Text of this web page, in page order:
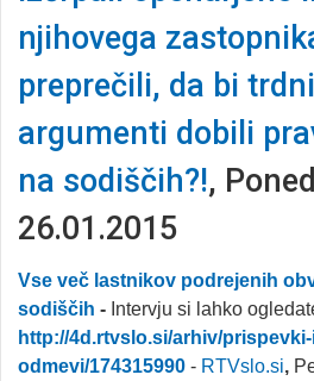
njihovega
preprečili, da bi
argumenti dobili
na sodiščih?!,
26.01.2015
Vse več lastnikov podrejenih
sodiščih - Intervju si lahko
http://4d.rtvslo.si/arhiv/
odmevi/174315990 - RTVslo.si,